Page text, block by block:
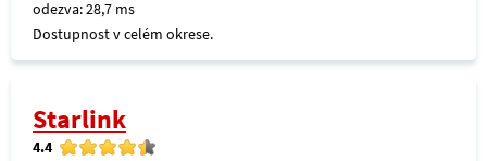
odezva: 28,7 ms
Dostupnost v celém okrese.
Starlink
4.4